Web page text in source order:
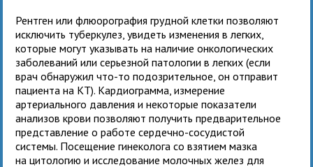
Рентген или флюорография грудной клетки позволяют
исключить туберкулез, увидеть изменения в легких,
которые могут указывать на наличие онкологических
заболеваний или серьезной патологии в легких (если
врач обнаружил что-то подозрительное, он отправит
пациента на КТ). Кардиограмма, измерение
артериального давления и некоторые показатели
анализов крови позволяют получить предварительное
представление о работе сердечно-сосудистой
системы. Посещение гинеколога со взятием мазка
на цитологию и исследование молочных желез для